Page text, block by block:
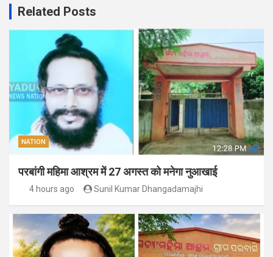
Related Posts
NATION
परबांगी महिमा आश्रम में 27 अगस्त को मनेगा नुआखाई
4 hours ago Sunil Kumar Dhangadamajhi